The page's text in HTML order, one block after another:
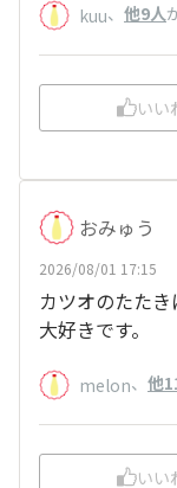
kuu、 他9人
いい
おみゅう
2026/08/01 17:15
カツオのたた
大好きです。
melon、 他
いい